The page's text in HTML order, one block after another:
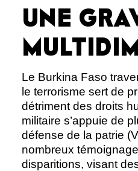
UNE
Le Burkina Faso
le terrorisme sert de
détriment des droits
militaire s’appuie de
défense de la patrie
nombreux
disparitions, visant